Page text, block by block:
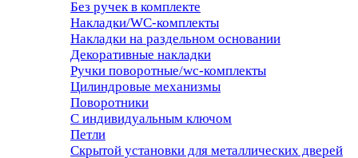
Без ручек в комплекте
Накладки/WC-комплекты
Накладки на раздельном основании
Декоративные накладки
Ручки поворотные/wc-комплекты
Цилиндровые механизмы
Поворотники
С индивидуальным ключом
Петли
Скрытой установки для металлических дверей